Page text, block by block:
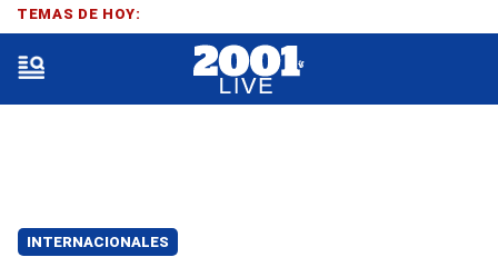
INTERNACIONALES
TEMAS DE HOY: